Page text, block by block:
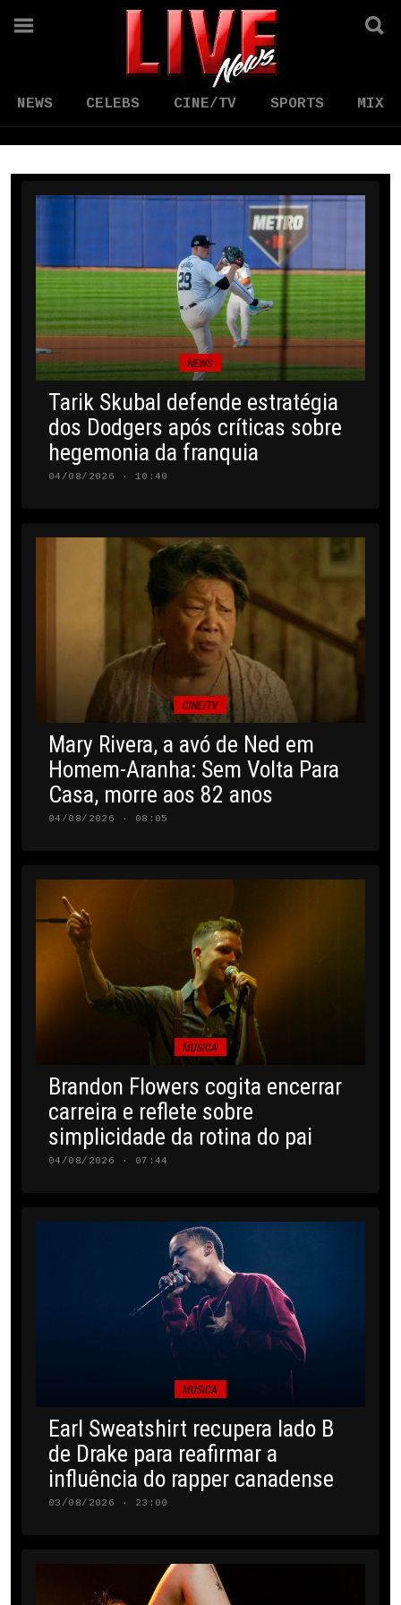
NEWS CELEBS CINE/TV SPORTS MIX
NEWS
Tarik Skubal defende estratégia
dos Dodgers após críticas sobre
hegemonia da franquia
04/08/2026 · 10:40
CINE/TV
Mary Rivera, a avó de Ned em
Homem-Aranha: Sem Volta Para
Casa, morre aos 82 anos
04/08/2026 · 08:05
MÚSICA
Brandon Flowers cogita encerrar
carreira e reflete sobre
simplicidade da rotina do pai
04/08/2026 · 07:44
MÚSICA
Earl Sweatshirt recupera lado B
de Drake para reafirmar a
influência do rapper canadense
03/08/2026 · 23:00